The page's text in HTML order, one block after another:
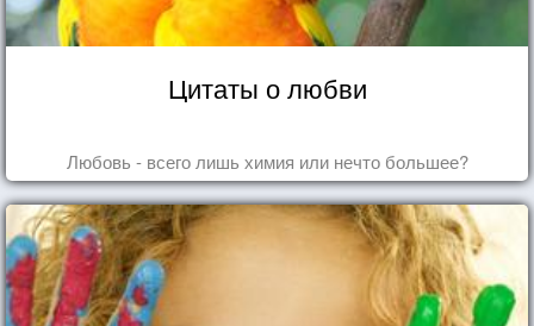
Цитаты о любви
Любовь - всего лишь химия или нечто большее?